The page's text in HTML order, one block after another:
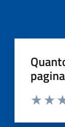
Valuta da 1